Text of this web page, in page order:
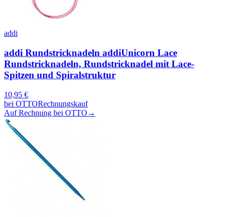
addi
addi Rundstricknadeln addiUnicorn Lace
Rundstricknadeln, Rundstricknadel mit Lace-
Spitzen und Spiralstruktur
10,95 €
bei OTTORechnungskauf
Auf Rechnung bei OTTO →